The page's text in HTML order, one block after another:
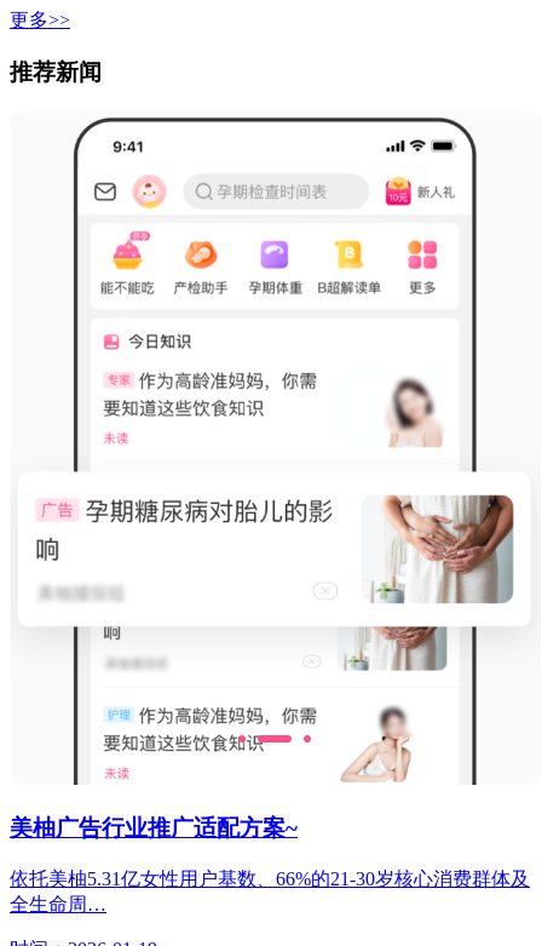
更多>>
推荐新闻
美柚广告行业推广适配方案~
依托美柚5.31亿女性用户基数、66%的21-30岁核心消费群体及
全生命周…